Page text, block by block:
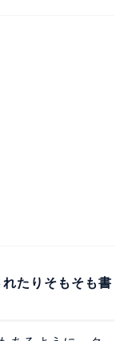
たりそもそも書